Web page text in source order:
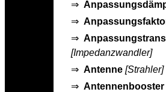
⇒
⇒
⇒
[Impedanzwandler]
⇒ Antenne [Strahler]
⇒ Antennenbooster